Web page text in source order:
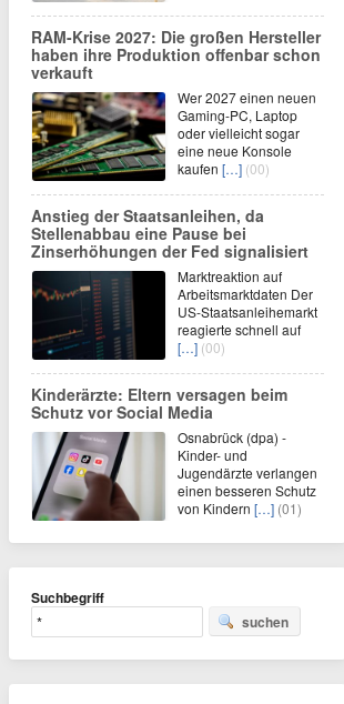
RAM-Krise 2027: Die großen Hersteller
haben ihre Produktion offenbar schon
verkauft
Wer 2027 einen neuen
Gaming-PC, Laptop
oder vielleicht sogar
eine neue Konsole
kaufen […] (00)
Anstieg der Staatsanleihen, da
Stellenabbau eine Pause bei
Zinserhöhungen der Fed signalisiert
Marktreaktion auf
Arbeitsmarktdaten Der
US-Staatsanleihemarkt
reagierte schnell auf
[…] (00)
Kinderärzte: Eltern versagen beim
Schutz vor Social Media
Osnabrück (dpa) -
Kinder- und
Jugendärzte verlangen
einen besseren Schutz
von Kindern […] (01)
Suchbegriff
suchen